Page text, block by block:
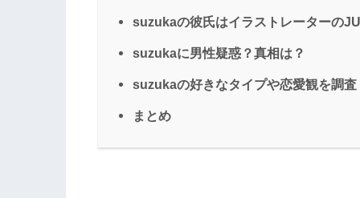
suzukaの彼氏はイラストレーターの
suzukaに男性疑惑？真相は？
suzukaの好きなタイプや恋愛観を調査
まとめ